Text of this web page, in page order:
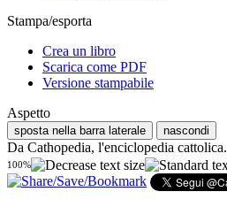
Stampa/esporta
Crea un libro
Scarica come PDF
Versione stampabile
Aspetto
sposta nella barra laterale nascondi
Da Cathopedia, l'enciclopedia cattolica.
100%